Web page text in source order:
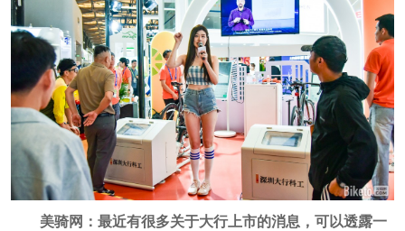
美骑网：最近有很多关于大行上市的消息，可以透露一